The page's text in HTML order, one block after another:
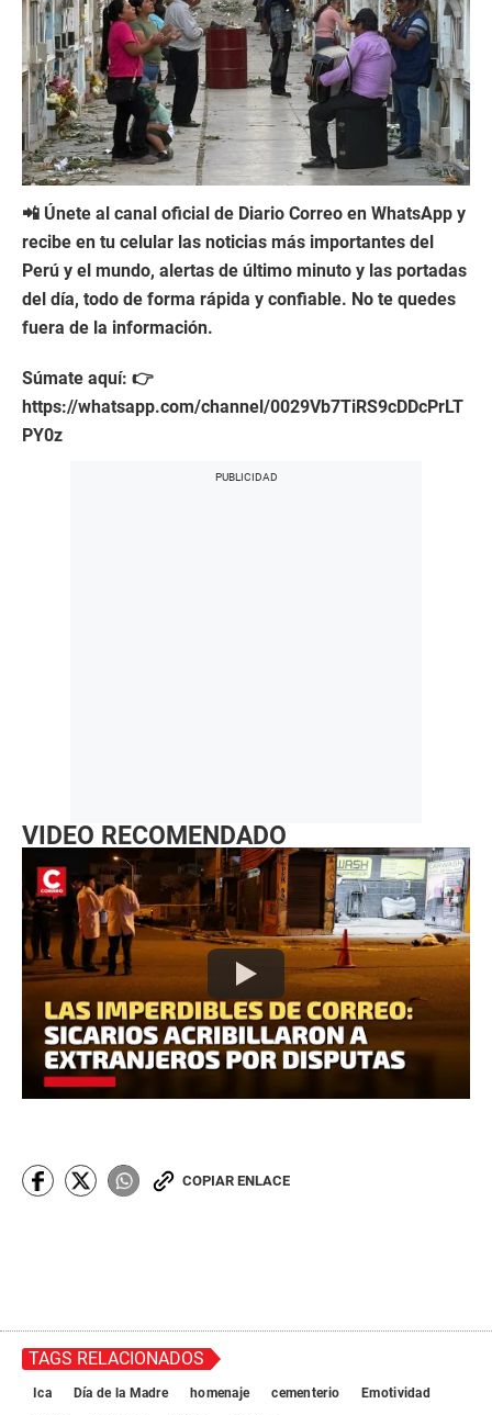
📲 Únete al canal oficial de Diario Correo en WhatsApp y
recibe en tu celular las noticias más importantes del
Perú y el mundo, alertas de último minuto y las portadas
del día, todo de forma rápida y confiable. No te quedes
fuera de la información.
Súmate aquí: 👉
https://whatsapp.com/channel/0029Vb7TiRS9cDDcPrLT
PY0z
VIDEO RECOMENDADO
COPIAR ENLACE
TAGS RELACIONADOS
Ica Día de la Madre homenaje cementerio
Emotividad